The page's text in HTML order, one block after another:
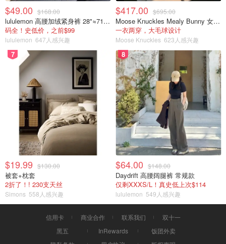
$49.00 $168.00
lululemon 高腰加绒紧身裤 28"≈71cm 5个口袋
码全！史低价，之前$99
lululemon 647人感兴趣
$417.00 $695.00
Moose Knuckles Mealy Bunny 女士双面穿连帽外套
一衣两穿，大毛球设计
Moose Knuckles 623人感兴趣
7
$19.99 $130.00
被套+枕套
2折了！! 230支天丝
Simons 558人感兴趣
8
$64.00 $148.00
Daydrift 高腰阔腿裤 常规款
仅剩XXXS/L！真史低上次$114
lululemon 549人感兴趣
信用卡 商业合作 联系我们
双十一
黑五
InRewards
饭团外卖